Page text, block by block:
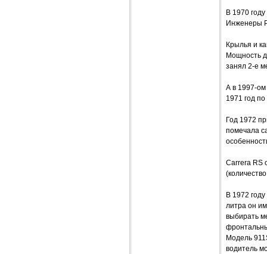
В 1970
Инженеры
Крылья и
Мощность
занял 2-е
А в 1997-
1971 год
Год 1972
помечала
Carrera RS
В 1972
литра он
выбирать
Модель
водитель